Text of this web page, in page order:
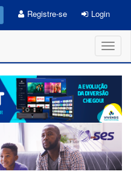
Registre-se Login